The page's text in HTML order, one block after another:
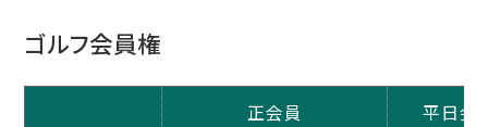
ゴルフ会員権
正会員 平日会